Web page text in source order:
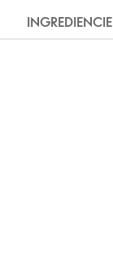
INGREDIENCIE